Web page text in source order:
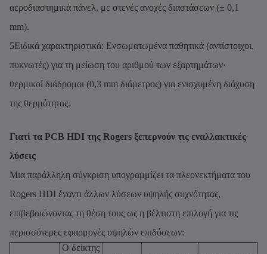
αεροδιαστημικά πάνελ, με στενές ανοχές διαστάσεων (± 0,1
mm).
5Ειδικά χαρακτηριστικά: Ενσωματωμένα παθητικά (αντίστοιχοι,
πυκνωτές) για τη μείωση του αριθμού των εξαρτημάτων·
θερμικοί διάδρομοι (0,3 mm διάμετρος) για ενισχυμένη διάχυση
της θερμότητας.
Γιατί τα PCB HDI της Rogers ξεπερνούν τις εναλλακτικές
λύσεις
Μια παράλληλη σύγκριση υπογραμμίζει τα πλεονεκτήματα του
Rogers HDI έναντι άλλων λύσεων υψηλής συχνότητας,
επιβεβαιώνοντας τη θέση τους ως η βέλτιστη επιλογή για τις
περισσότερες εφαρμογές υψηλών επιδόσεων:
Ο δείκτης